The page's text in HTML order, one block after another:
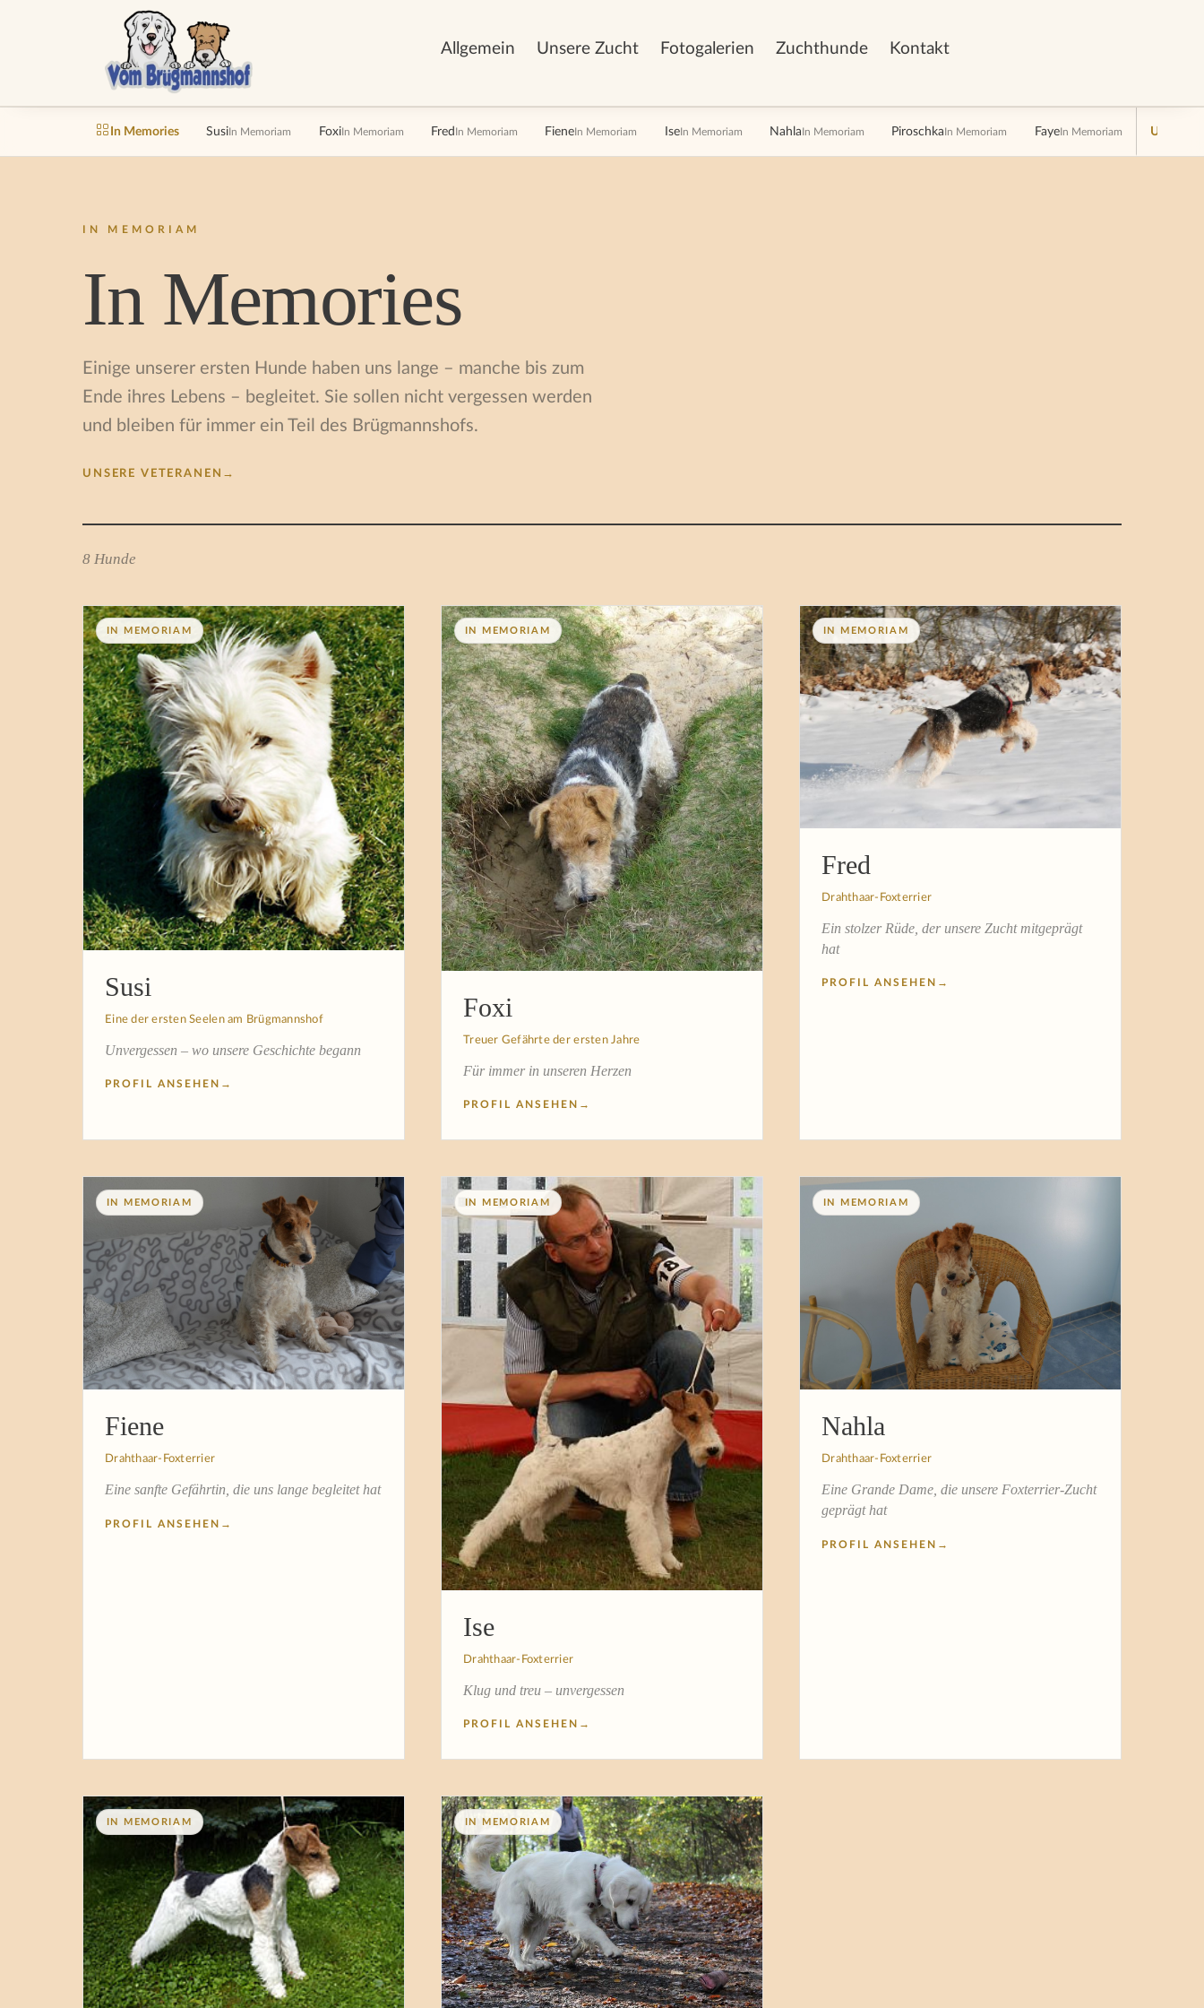
Allgemein Unsere Zucht Fotogalerien Zuchthunde Kontakt
In Memories SusiIn Memoriam FoxiIn Memoriam FredIn Memoriam FieneIn Memoriam IseIn Memoriam NahlaIn Memoriam PiroschkaIn Memoriam FayeIn Memoriam Unsere
IN MEMORIAM
In Memories
Einige unserer ersten Hunde haben uns lange – manche bis zum
Ende ihres Lebens – begleitet. Sie sollen nicht vergessen werden
und bleiben für immer ein Teil des Brügmannshofs.
UNSERE VETERANEN →
8 Hunde
IN MEMORIAM
Susi
Eine der ersten Seelen am Brügmannshof
Unvergessen – wo unsere Geschichte begann
PROFIL ANSEHEN →
IN MEMORIAM
Foxi
Treuer Gefährte der ersten Jahre
Für immer in unseren Herzen
PROFIL ANSEHEN →
IN MEMORIAM
Fred
Drahthaar-Foxterrier
Ein stolzer Rüde, der unsere Zucht mitgeprägt
hat
PROFIL ANSEHEN →
IN MEMORIAM
Fiene
Drahthaar-Foxterrier
Eine sanfte Gefährtin, die uns lange begleitet hat
PROFIL ANSEHEN →
IN MEMORIAM
Ise
Drahthaar-Foxterrier
Klug und treu – unvergessen
PROFIL ANSEHEN →
IN MEMORIAM
Nahla
Drahthaar-Foxterrier
Eine Grande Dame, die unsere Foxterrier-Zucht
geprägt hat
PROFIL ANSEHEN →
IN MEMORIAM IN MEMORIAM